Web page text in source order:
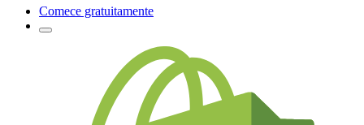
Comece gratuitamente